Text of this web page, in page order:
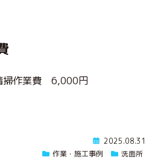
掃作業費 6,000円
2025.08.31
作業・施工事例
洗面所